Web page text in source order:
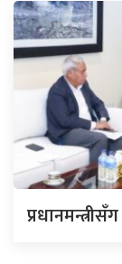
प्रधानमन्त्रीसँग